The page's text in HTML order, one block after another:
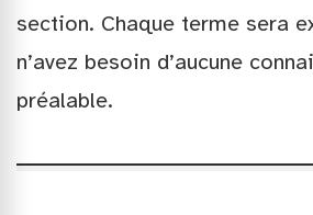
section. Chaque terme sera
n’avez besoin d’aucune
préalable.